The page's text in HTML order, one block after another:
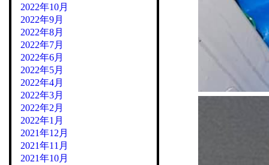
2022年10月
2022年9月
2022年8月
2022年7月
2022年6月
2022年5月
2022年4月
2022年3月
2022年2月
2022年1月
2021年12月
2021年11月
2021年10月